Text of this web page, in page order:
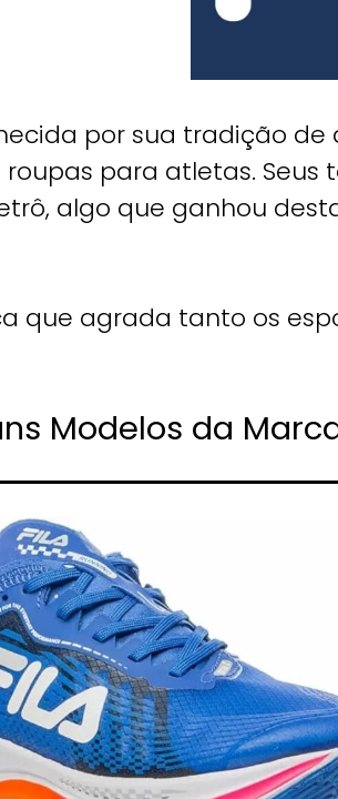
por sua tradição
roupas para atletas.
algo que ganhou
que agrada tanto os
Modelos da